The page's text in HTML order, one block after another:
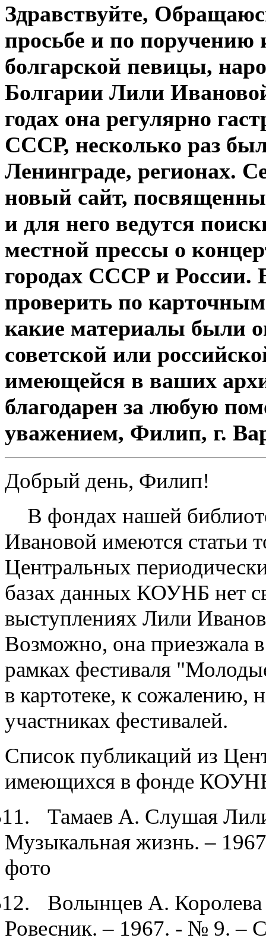
Здравствуйте,
просьбе и по поручению
болгарской певицы,
Болгарии Лили
годах она регулярно
СССР, несколько раз
Ленинграде, регионах.
новый сайт,
и для него ведутся
местной прессы о
городах СССР и России.
проверить по
какие материалы были
советской или
имеющейся в ваших
благодарен за любую
уважением, Филип, г.
Добрый день, Филип!
В фондах нашей
Ивановой имеются статьи
Центральных
базах данных КОУНБ нет
выступлениях Лили
Возможно, она приезжала
рамках фестиваля
в картотеке, к сожалению,
участниках фестивалей.
Список публикаций из
имеющихся в фонде
1.
Тамаев А. Слушая
Музыкальная жизнь. –
фото
2.
Волынцев А. Королева
Ровесник. – 1967. - № 9. –